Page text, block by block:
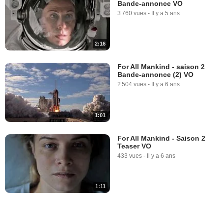
2:16
Bande-annonce VO
3 760 vues - Il y a 5 ans
1:01
For All Mankind - saison 2
Bande-annonce (2) VO
2 504 vues - Il y a 6 ans
1:11
For All Mankind - Saison 2
Teaser VO
433 vues - Il y a 6 ans